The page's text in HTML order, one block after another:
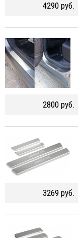
4290 руб.
2800 руб.
3269 руб.